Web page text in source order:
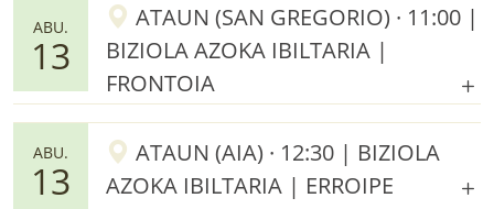
ABU.
13
ATAUN (SAN GREGORIO) · 11:00 |
BIZIOLA AZOKA IBILTARIA |
FRONTOIA
ABU.
13
ATAUN (AIA) · 12:30 | BIZIOLA
AZOKA IBILTARIA | ERROIPE